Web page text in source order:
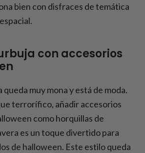
bien con disfraces de temática
con accesorios
muy mona y está de moda.
terrorífico, añadir accesorios
como horquillas de
es un toque divertido para
de halloween. Este estilo queda